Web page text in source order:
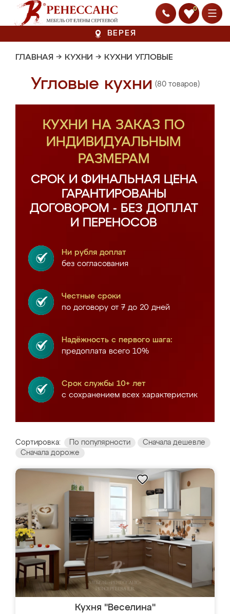
0
ВЕРЕЯ
ГЛАВНАЯ → КУХНИ → КУХНИ УГЛОВЫЕ
Угловые кухни (80 товаров)
КУХНИ НА ЗАКАЗ ПО
ИНДИВИДУАЛЬНЫМ
РАЗМЕРАМ
СРОК И ФИНАЛЬНАЯ ЦЕНА
ГАРАНТИРОВАНЫ
ДОГОВОРОМ - БЕЗ ДОПЛАТ
И ПЕРЕНОСОВ
Ни рубля доплат
без согласования
Честные сроки
по договору от 7 до 20 дней
Надёжность с первого шага:
предоплата всего 10%
Срок службы 10+ лет
с сохранением всех характеристик
Сортировка: По популярности
Сначала дешевле
Сначала дороже
Кухня "Веселина"